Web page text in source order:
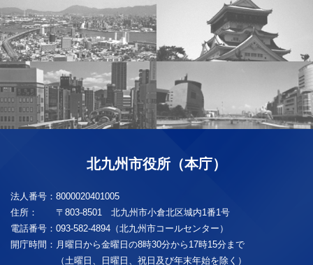
北九州市役所（本庁）
法人番号： 8000020401005
住所：
〒803-8501 北九州市小倉北区城内1番1号
電話番号： 093-582-4894（北九州市コールセンター）
開庁時間： 月曜日から金曜日の8時30分から17時15分まで
（土曜日、日曜日、祝日及び年末年始を除く）